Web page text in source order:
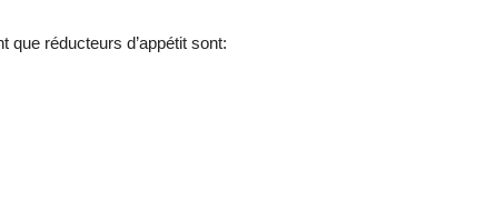
que réducteurs d’appétit sont: